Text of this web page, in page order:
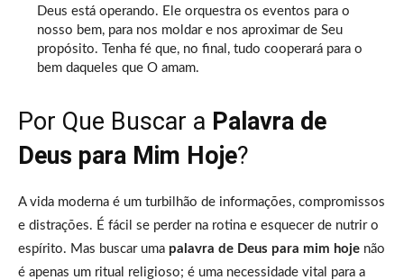
Deus está operando. Ele orquestra os eventos para o
nosso bem, para nos moldar e nos aproximar de Seu
propósito. Tenha fé que, no final, tudo cooperará para o
bem daqueles que O amam.
Por Que Buscar a Palavra de
Deus para Mim Hoje?
A vida moderna é um turbilhão de informações, compromissos
e distrações. É fácil se perder na rotina e esquecer de nutrir o
espírito. Mas buscar uma palavra de Deus para mim hoje não
é apenas um ritual religioso; é uma necessidade vital para a